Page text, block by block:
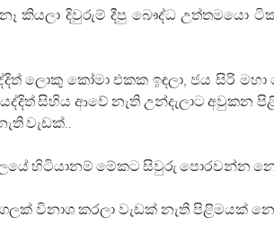
කියලා දිවුරුම් දීපු බෞද්ධ උත්තමයො
ලොකු කෝමා එකක ඉඳලා, ජය සිරි
සිහිය ආවේ නැති උන්දැලාට අවුකන
වැඩක්..
හිටියානම් මේකට සිවුරු පොරවන්න
විනාශ කරලා වැඩක් නැති පිළිමයක්